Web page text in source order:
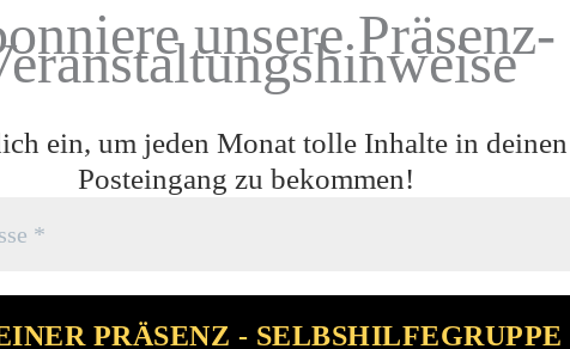
unsere Präsenz-
ein, um jeden Monat tolle Inhalte in deinen
Posteingang zu bekommen!